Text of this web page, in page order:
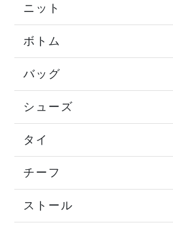
ニット
ボトム
バッグ
シューズ
タイ
チーフ
ストール